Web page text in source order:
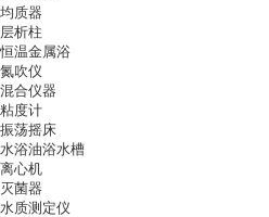
均质器
层析柱
恒温金属浴
氮吹仪
混合仪器
粘度计
振荡摇床
水浴油浴水槽
离心机
灭菌器
水质测定仪